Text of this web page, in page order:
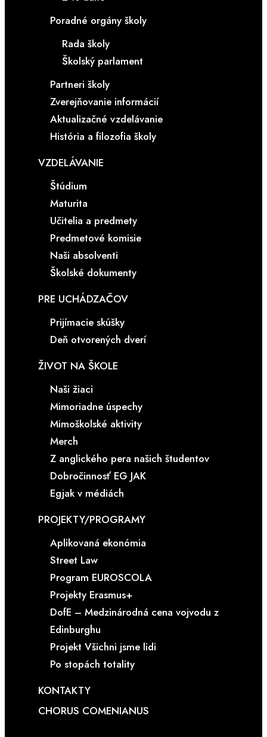
Poradné orgány školy
Rada školy
Školský parlament
Partneri školy
Zverejňovanie informácií
Aktualizačné vzdelávanie
História a filozofia školy
VZDELÁVANIE
Štúdium
Maturita
Učitelia a predmety
Predmetové komisie
Naši absolventi
Školské dokumenty
PRE UCHÁDZAČOV
Prijímacie skúšky
Deň otvorených dverí
ŽIVOT NA ŠKOLE
Naši žiaci
Mimoriadne úspechy
Mimoškolské aktivity
Merch
Z anglického pera našich študentov
Dobročinnosť EG JAK
Egjak v médiách
PROJEKTY/PROGRAMY
Aplikovaná ekonómia
Street Law
Program EUROSCOLA
Projekty Erasmus+
DofE – Medzinárodná cena vojvodu z
Edinburghu
Projekt Všichni jsme lidi
Po stopách totality
KONTAKTY
CHORUS COMENIANUS